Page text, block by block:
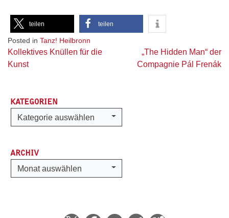
teilen teilen
Posted in Tanz! Heilbronn
Beitragsnavigation
Kollektives Knüllen für die
Kunst
„The Hidden Man“ der
Compagnie Pál Frenák
KATEGORIEN
Kategorien
Kategorie auswählen
ARCHIV
Archiv
Monat auswählen